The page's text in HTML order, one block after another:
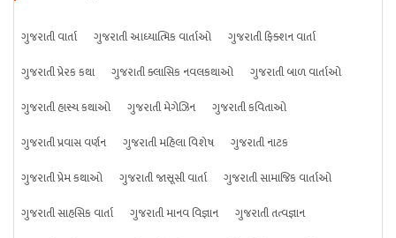
ગુજરાતી વાર્તા ગુજરાતી આધ્યાત્મિક વાર્તાઓ
ગુજરાતી ફિક્શન વાર્તા
ગુજરાતી પ્રેરક કથા
ગુજરાતી ક્લાસિક નવલકથાઓ
ગુજરાતી બાળ વાર્તાઓ
ગુજરાતી હાસ્ય કથાઓ
ગુજરાતી મેગેઝિન
ગુજરાતી કવિતાઓ
ગુજરાતી પ્રવાસ વર્ણન
ગુજરાતી મહિલા વિશેષ
ગુજરાતી નાટક
ગુજરાતી પ્રેમ કથાઓ
ગુજરાતી જાસૂસી વાર્તા
ગુજરાતી સામાજિક વાર્તાઓ
ગુજરાતી સાહસિક વાર્તા
ગુજરાતી માનવ વિજ્ઞાન
ગુજરાતી તત્વજ્ઞાન